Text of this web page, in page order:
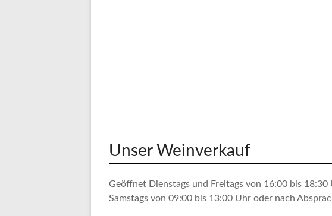
Unser Weinverkauf
Geöffnet Dienstags und Freitags von 16:00 bis 18:30
Samstags von 09:00 bis 13:00 Uhr oder nach